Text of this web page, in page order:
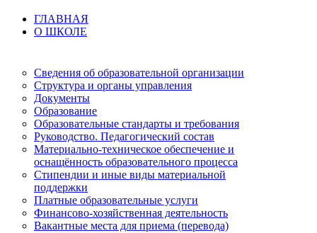
ГЛАВНАЯ
О ШКОЛЕ
Сведения об образовательной организации
Структура и органы управления
Документы
Образование
Образовательные стандарты и требования
Руководство. Педагогический состав
Материально-техническое обеспечение и
оснащённость образовательного процесса
Стипендии и иные виды материальной
поддержки
Платные образовательные услуги
Финансово-хозяйственная деятельность
Вакантные места для приема (перевода)